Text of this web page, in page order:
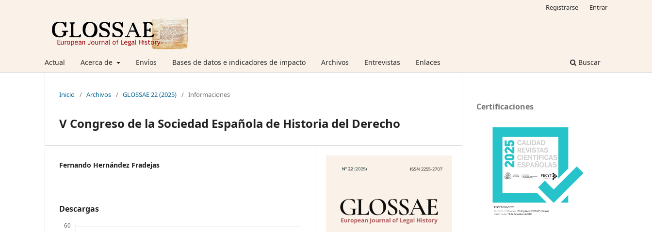
Actual Acerca de Envíos Bases de datos e indicadores de impacto Archivos Entrevistas Enlaces Buscar
Registrarse Entrar
Inicio / Archivos / GLOSSAE 22 (2025) / Informaciones
V Congreso de la Sociedad Española de Historia del Derecho
Fernando Hernández Fradejas
Descargas
Certificaciones